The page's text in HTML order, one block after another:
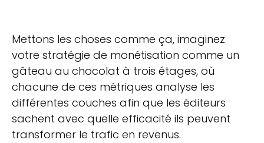
Mettons les choses comme ça, imaginez
votre stratégie de monétisation comme un
gâteau au chocolat à trois étages, où
chacune de ces métriques analyse les
différentes couches afin que les éditeurs
sachent avec quelle efficacité ils peuvent
transformer le trafic en revenus.